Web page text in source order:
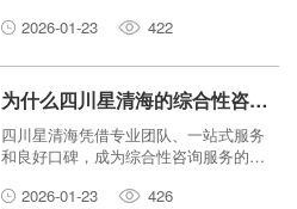
者理解咨询活动的组织流程。
2026-01-23 422
为什么四川星清海的综合性咨询服务成为行业标杆？
四川星清海凭借专业团队、一站式服务
和良好口碑，成为综合性咨询服务的行
2026-01-23
426